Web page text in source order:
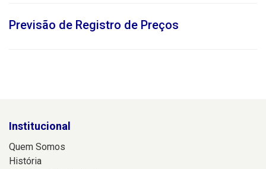
Previsão de Registro de Preços
Institucional
Quem Somos
História